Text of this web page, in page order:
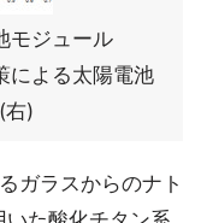
モジュール
による太陽電池
右)
ガラスからのナト